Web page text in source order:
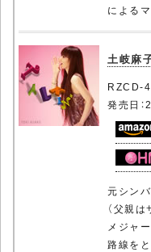
による
土岐麻
RZCD-
発売日
元シン
（父親
メジャ
路線を